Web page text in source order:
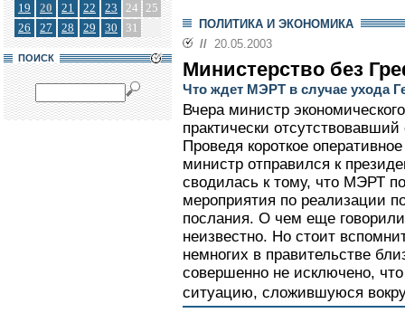
19
20 21 22 23 24 25
26
27 28 29 30 31
ПОИСК
ПОЛИТИКА И ЭКОНОМИКА
// 20.05.2003
Министерство без
Что ждет МЭРТ в случае ухода
Вчера министр
практически
Проведя короткое
министр отправился к
сводилась к тому, что МЭРТ
мероприятия по реализации
послания. О чем еще
неизвестно. Но стоит
немногих в правительстве
совершенно не исключено,
ситуацию, сложившуюся